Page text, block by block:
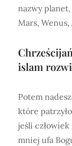
nazwy
Mars, Wenus,
islam
Potem
które
jeśli
mniej ufa